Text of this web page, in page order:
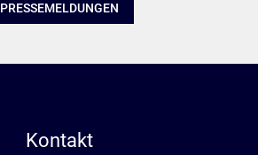
PRESSEMELDUNGEN
Kontakt